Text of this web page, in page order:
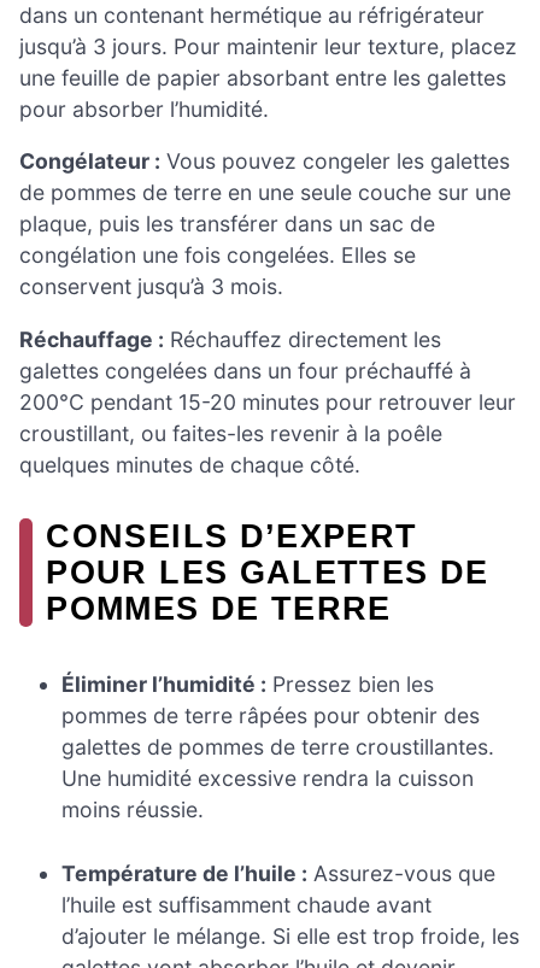
dans un contenant hermétique au réfrigérateur
jusqu’à 3 jours. Pour maintenir leur texture, placez
une feuille de papier absorbant entre les galettes
pour absorber l’humidité.
Congélateur : Vous pouvez congeler les galettes
de pommes de terre en une seule couche sur une
plaque, puis les transférer dans un sac de
congélation une fois congelées. Elles se
conservent jusqu’à 3 mois.
Réchauffage : Réchauffez directement les
galettes congelées dans un four préchauffé à
200°C pendant 15-20 minutes pour retrouver leur
croustillant, ou faites-les revenir à la poêle
quelques minutes de chaque côté.
CONSEILS D’EXPERT
POUR LES GALETTES DE
POMMES DE TERRE
Éliminer l’humidité : Pressez bien les
pommes de terre râpées pour obtenir des
galettes de pommes de terre croustillantes.
Une humidité excessive rendra la cuisson
moins réussie.
Température de l’huile : Assurez-vous que
l’huile est suffisamment chaude avant
d’ajouter le mélange. Si elle est trop froide, les